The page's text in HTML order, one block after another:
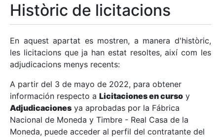
Mostra/Amaga
Mostra/Amaga
Històric de licitacions
En aquest apartat es mostren, a manera d'històric,
les licitacions que ja han estat resoltes, així com les
adjudicacions menys recents:
A partir del 3 de mayo de 2022, para obtener
información respecto a Licitaciones en curso y
Adjudicaciones ya aprobadas por la Fábrica
Nacional de Moneda y Timbre - Real Casa de la
Moneda, puede acceder al perfil del contratante del